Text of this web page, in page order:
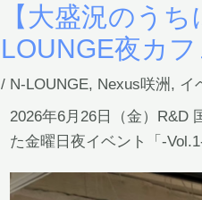
【大盛況のう
LOUNGE夜カ
/ N-LOUNGE, Nexus咲洲 , イ
2026年6月26日（金）R&D
た金曜日夜イベント「-